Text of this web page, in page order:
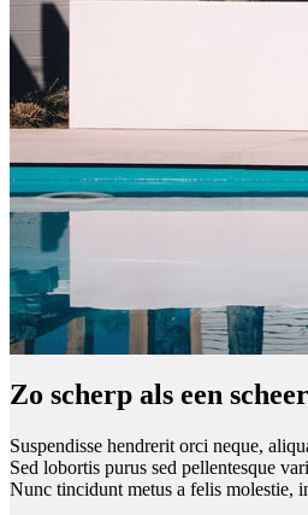
Zo scherp als een
Suspendisse hendrerit orci neque,
Sed lobortis purus sed pellentesque
Nunc tincidunt metus a felis molestie,